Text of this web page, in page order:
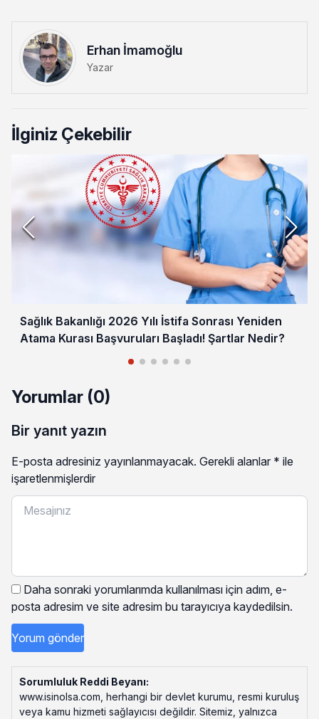
Erhan İmamoğlu
Yazar
İlginiz Çekebilir
Sağlık Bakanlığı 2026 Yılı İstifa Sonrası Yeniden
Atama Kurası Başvuruları Başladı! Şartlar Nedir?
Yorumlar (0)
Bir yanıt yazın
E-posta adresiniz yayınlanmayacak. Gerekli alanlar * ile
işaretlenmişlerdir
Daha sonraki yorumlarımda kullanılması için adım, e-
posta adresim ve site adresim bu tarayıcıya kaydedilsin.
Sorumluluk Reddi Beyanı:
www.isinolsa.com, herhangi bir devlet kurumu, resmi kuruluş
veya kamu hizmeti sağlayıcısı değildir. Sitemiz, yalnızca